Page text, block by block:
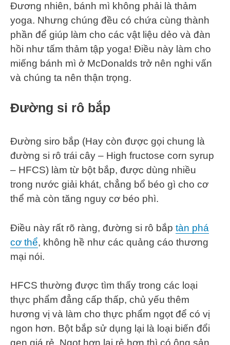
Đương nhiên, bánh mì không phải là thảm
yoga. Nhưng chúng đều có chứa cùng thành
phần để giúp làm cho các vật liệu dẻo và đàn
hồi như tấm thảm tập yoga! Điều này làm cho
miếng bánh mì ở McDonalds trở nên nghi vấn
và chúng ta nên thận trọng.
Đường si rô bắp
Đường siro bắp (Hay còn được gọi chung là
đường si rô trái cây – High fructose corn syrup
– HFCS) làm từ bột bắp, được dùng nhiều
trong nước giải khát, chẳng bổ béo gì cho cơ
thể mà còn tăng nguy cơ béo phì.
Điều này rất rõ ràng, đường si rô bắp tàn phá
cơ thể, không hề như các quảng cáo thương
mại nói.
HFCS thường được tìm thấy trong các loại
thực phẩm đẳng cấp thấp, chủ yếu thêm
hương vị và làm cho thực phẩm ngọt để có vị
ngon hơn. Bột bắp sử dụng lại là loại biến đổi
gen giá rẻ. Ngọt hơn lại rẻ hơn thì có ông sản